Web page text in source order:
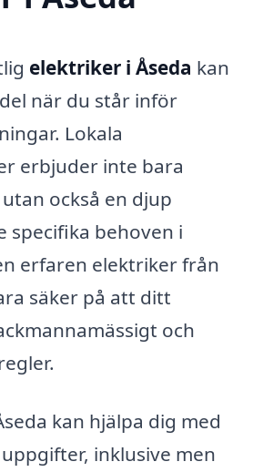
elektriker i Åseda kan
när du står inför
Lokala
erbjuder inte bara
också en djup
specifika behoven i
erfaren elektriker från
säker på att ditt
och
kan hjälpa dig med
inklusive men